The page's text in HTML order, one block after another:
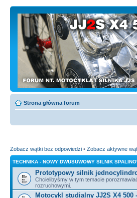
Strona główna forum
Zobacz wątki bez odpowiedzi • Zobacz aktywne
TECHNIKA - NOWY DWUSUWOWY SILNIK
Prototypowy silnik
Chcielibyśmy w tym temacie
rozruchowymi.
Motocykl studialny JJ2S X4 500